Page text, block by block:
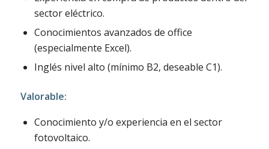
sector eléctrico.
Conocimientos avanzados de office
(especialmente Excel).
Inglés nivel alto (mínimo B2, deseable C1).
Valorable:
Conocimiento y/o experiencia en el sector
fotovoltaico.